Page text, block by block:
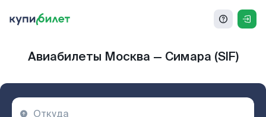
Авиабилеты Москва — Симара (SIF)